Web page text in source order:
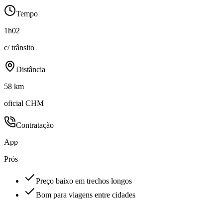
Tempo
1h02
c/ trânsito
Distância
58 km
oficial CHM
Contratação
App
Prós
Preço baixo em trechos longos
Bom para viagens entre cidades